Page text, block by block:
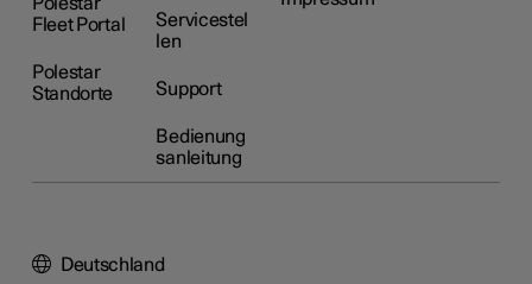
Polestar
Fleet Portal
Polestar
Standorte
Servicestel
len
Support
Bedienung
sanleitung
Deutschland